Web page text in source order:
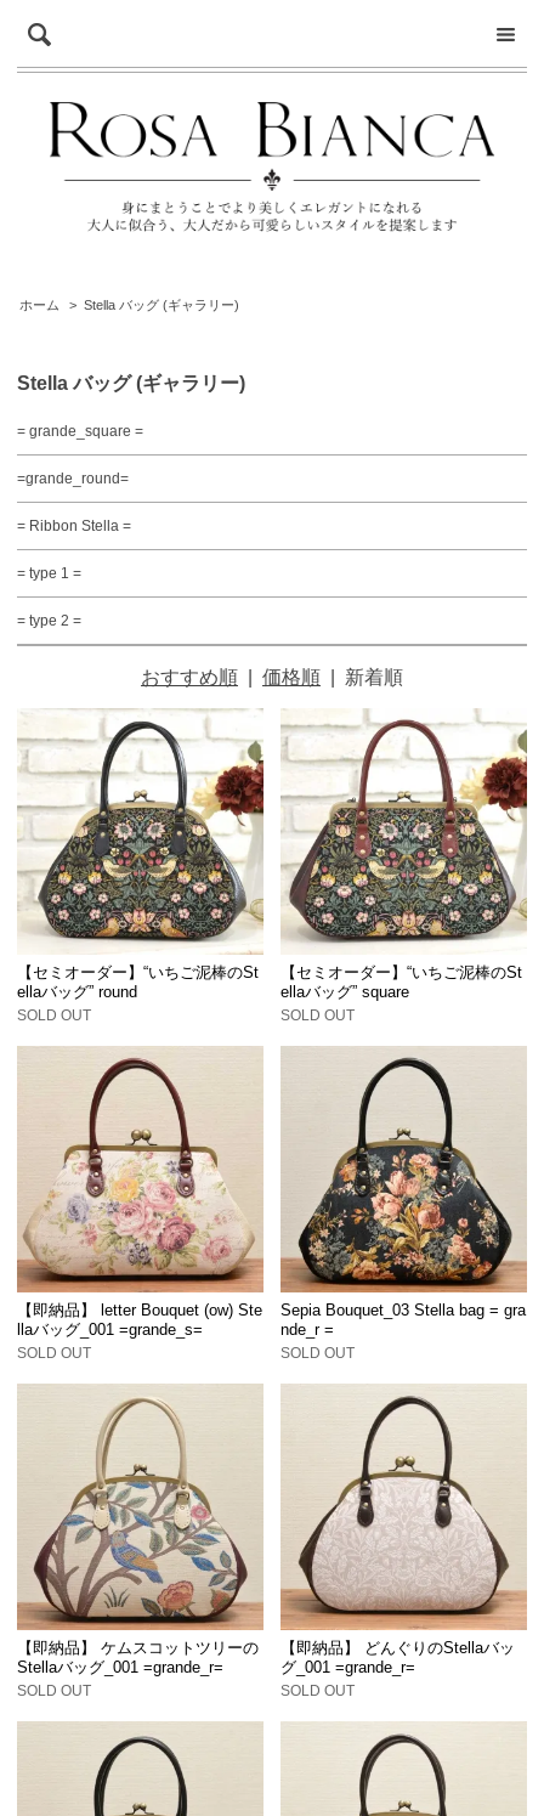
ホーム > Stella バッグ (ギャラリー)
Stella バッグ (ギャラリー)
= grande_square =
=grande_round=
= Ribbon Stella =
= type 1 =
= type 2 =
おすすめ順 価格順 新着順
【セミオーダー】“いちご泥棒のSt
ellaバッグ” round
SOLD OUT
【セミオーダー】“いちご泥棒のSt
ellaバッグ” square
SOLD OUT
【即納品】 letter Bouquet (ow) Ste
llaバッグ_001 =grande_s=
SOLD OUT
Sepia Bouquet_03 Stella bag = gra
nde_r =
SOLD OUT
【即納品】 ケムスコットツリーの
Stellaバッグ_001 =grande_r=
SOLD OUT
【即納品】 どんぐりのStellaバッ
グ_001 =grande_r=
SOLD OUT